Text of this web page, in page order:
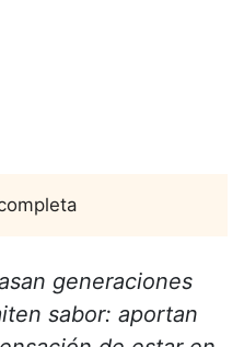
generaciones
sabor: aportan